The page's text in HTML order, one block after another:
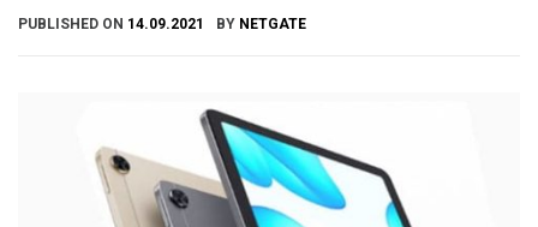
PUBLISHED ON 14.09.2021 BY NETGATE